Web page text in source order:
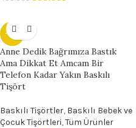
- 20%
Anne Dedik Bağrımıza Bastık
Ama Dikkat Et Amcam Bir
Telefon Kadar Yakın Baskılı
Tişört
Baskılı Tişörtler, Baskılı Bebek ve
Çocuk Tişörtleri,Tüm Ürünler